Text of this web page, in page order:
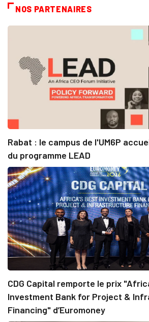
NOS PARTENAIRES
Rabat : le campus de l'UM6P
du programme LEAD
CDG Capital remporte le prix
Investment Bank for Project &
Financing" d’Euromoney